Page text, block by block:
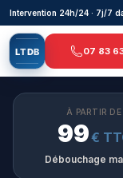
Aller au contenu
Intervention 24h/24 · 7j/7
LTDB 07 83
À PARTIR DE
99€
Débouchage